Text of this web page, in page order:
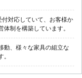
対応していて、お客様か
制を構築しています。
動、様々な家具の組立な